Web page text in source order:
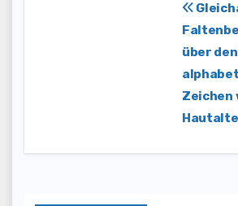
navigationüber
Zeichen